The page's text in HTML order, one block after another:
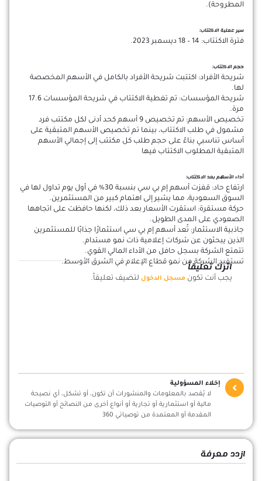
المطروحة).
سير عملية الاكتتاب:
فترة الاكتتاب: 14 – 18 ديسمبر 2023.
حجم الاكتتاب:
شريحة الأفراد: اكتتبت شريحة الأفراد بالكامل في الأسهم المخصصة
لها.
شريحة المؤسسات: تم تغطية الاكتتاب في شريحة المؤسسات 17.6
مرة.
تخصيص الأسهم: تم تخصيص 9 أسهم كحد أدنى لكل مكتتب فرد
مشمول في طلب الاكتتاب، بينما تم تخصيص الأسهم المتبقية على
أساس تناسبي بناءً على حجم طلب كل مكتتب إلى إجمالي الأسهم
المتبقية المطلوب الاكتتاب فيها
أداء الأسهم بعد الاكتتاب:
ارتفاع حاد: قفزت أسهم إم بي سي بنسبة 30% في أول يوم تداول لها في
السوق السعودية، مما يشير إلى اهتمام كبير من المستثمرين.
حركة مستقرة: استقرت الأسعار بعد ذلك، لكنها حافظت على اتجاهها
الصعودي على المدى الطويل.
جاذبية الاستثمار: تُعد أسهم إم بي سي استثمارًا جذابًا للمستثمرين
الذين يبحثون عن شركات إعلامية ذات نمو مستدام.
تتمتع الشركة بسجل حافل من الأداء المالي القوي.
تستفيد الشركة من نمو قطاع الإعلام في الشرق الأوسط.
اترك تعليقاً
يجب أنت تكون مسجل الدخول لتضيف تعليقاً.
إخلاء المسؤولية
لا يُقصد بالمعلومات والمنشورات أن تكون، أو تشكل، أي نصيحة
مالية أو استثمارية أو تجارية أو أنواع أخرى من النصائح أو التوصيات
المقدمة أو المعتمدة من توصياتي 360
ازدد معرفة